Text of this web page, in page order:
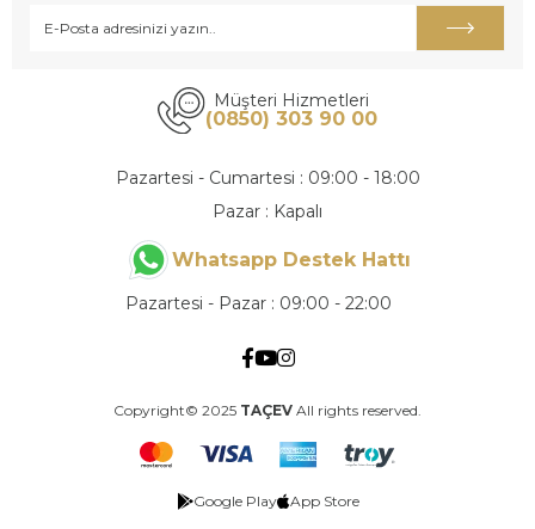
Müşteri Hizmetleri
(0850) 303 90 00
Pazartesi - Cumartesi : 09:00 - 18:00
Pazar : Kapalı
Whatsapp Destek Hattı
Pazartesi - Pazar : 09:00 - 22:00
Copyright© 2025 TAÇEV All rights reserved.
Google Play App Store